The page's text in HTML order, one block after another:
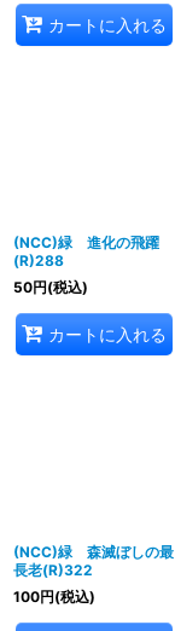
カートに入れる
(NCC)緑 進化の飛躍
(R)288
50円(税込)
カートに入れる
(NCC)緑 森滅ぼしの最
長老(R)322
100円(税込)